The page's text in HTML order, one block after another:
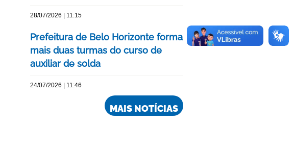
28/07/2026 | 11:15
Prefeitura de Belo Horizonte forma
mais duas turmas do curso de
auxiliar de solda
24/07/2026 | 11:46
MAIS NOTÍCIAS